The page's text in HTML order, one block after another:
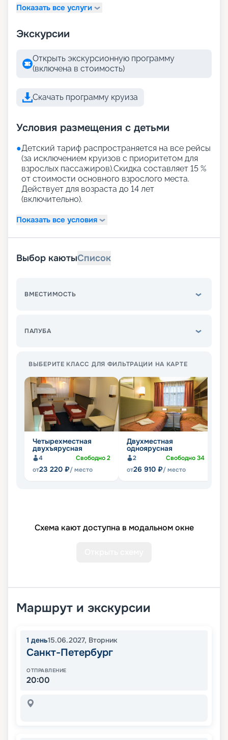
Показать все услуги
Экскурсии
Открыть экскурсионную программу
(включена в стоимость)
Скачать программу круиза
Условия размещения с детьми
●Детский тариф распространяется на все рейсы
(за исключением круизов с приоритетом для
взрослых пассажиров).Скидка составляет 15 %
от стоимости основного взрослого места.
Действует для возраста до 14 лет
(включительно).
Показать все условия
Выбор каютыСписок
ВМЕСТИМОСТЬ
ПАЛУБА
ВЫБЕРИТЕ КЛАСС ДЛЯ ФИЛЬТРАЦИИ НА КАРТЕ
Четырехместная
двухъярусная
4 Свободно2
от23 220 ₽/ место
Двухместная
одноярусная
2 Свободно34
от26 910 ₽/ место
Схема кают доступна в модальном окне
Маршрут и экскурсии
1 день15.06.2027, Вторник
Санкт-Петербург
ОТПРАВЛЕНИЕ
20:00